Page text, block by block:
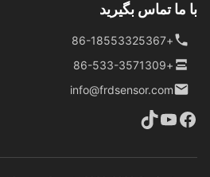
ما تماس بگیرید
info@frdsensor.com